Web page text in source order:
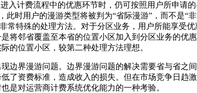
入计费流程中的优惠环节时，仍可按照用户所申请
时用户的漫游类型将被判为“省际漫游”，而不是“
常特殊的处理方法。对于分区业务，用户所能享受
将邻省覆盖至本省的位置小区加入到分区业务的优
的位置小区，较第二种处理方法理想。
边界漫游问题。边界漫游问题的解决需要省与省之
了资费标准，造成收入的损失。但在市场竞争日趋
是对运营商计费系统优化能力的一种考验。